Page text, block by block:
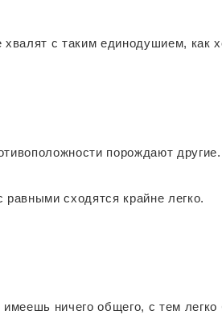
хвалят с таким единодушием, как
порождают другие.
равными сходятся крайне легко.
ничего общего, с тем